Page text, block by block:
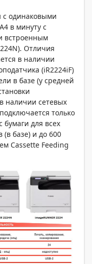
одинаковыми
в минуту с
встроенным
Отличия
в наличии
(iR2224iF)
в базе (у средней
наличии сетевых
только
бумаги для всех
(в базе) и до 600
Cassette Feeding